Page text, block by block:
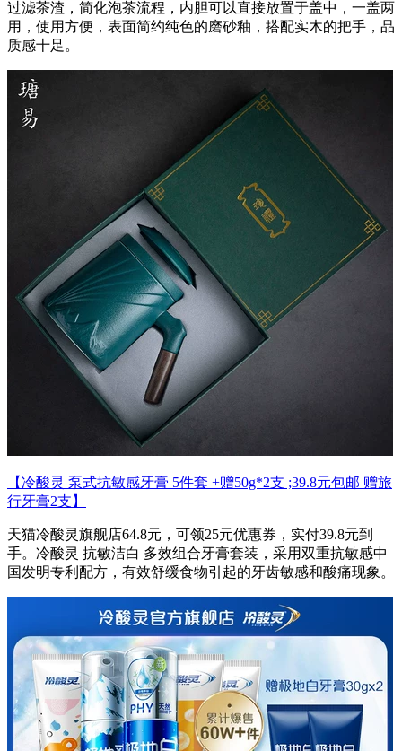
过滤茶渣，简化泡茶流程，内胆可以直接放置于盖中，一盖两
用，使用方便，表面简约纯色的磨砂釉，搭配实木的把手，品
质感十足。
【冷酸灵 泵式抗敏感牙膏 5件套 +赠50g*2支 ;39.8元包邮 赠旅
行牙膏2支】
天猫冷酸灵旗舰店64.8元，可领25元优惠券，实付39.8元到
手。冷酸灵 抗敏洁白 多效组合牙膏套装，采用双重抗敏感中
国发明专利配方，有效舒缓食物引起的牙齿敏感和酸痛现象。